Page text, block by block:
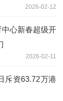
2026-02-12
心新春超级开
2026-02-11
斥资63.72万港